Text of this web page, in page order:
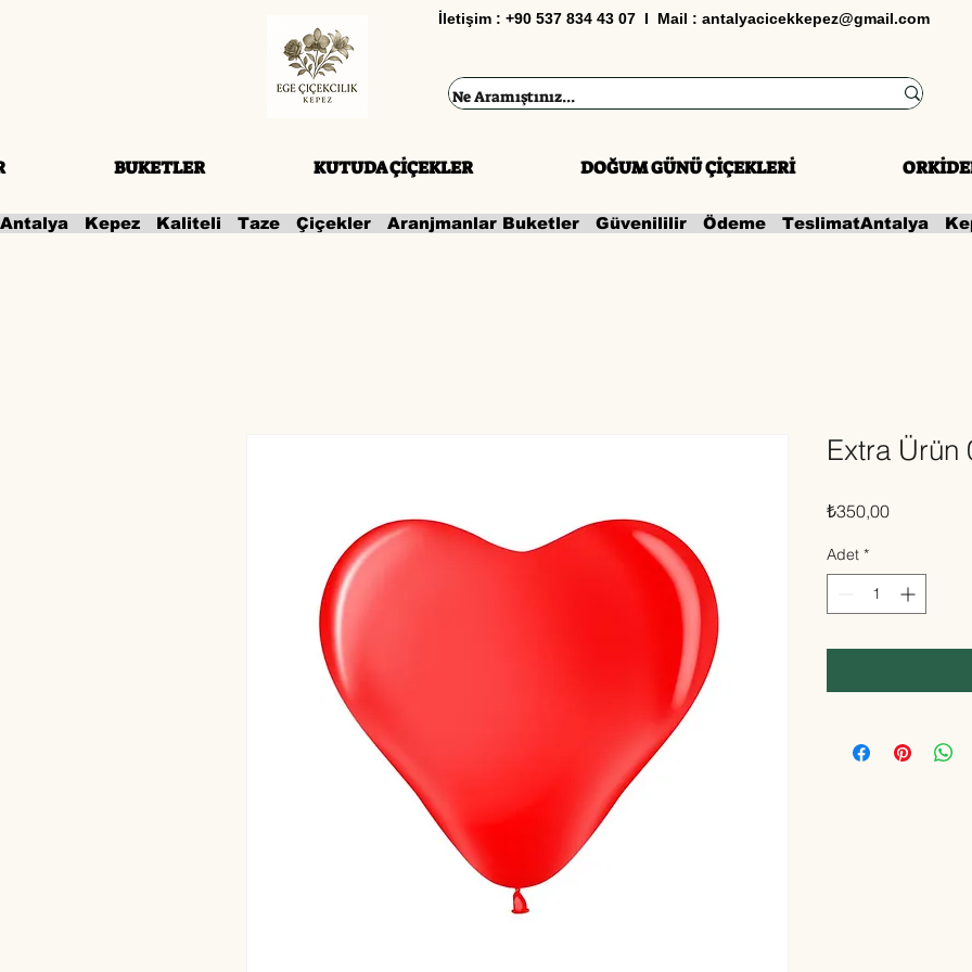
İletişim : +90 537 834 43 07 I Mail : antalyacicekkepez@gmail.com
BUKETLER KUTUDA ÇİÇEKLER DOĞUM GÜNÜ ÇİÇEKLERİ
Antalya   Kepez   Kaliteli   Taze   Çiçekler   Aranjmanlar Buketler   Güvenililir   Ödeme   Teslimat
Extra Ürün
₺350,00Fiyat
Adet *